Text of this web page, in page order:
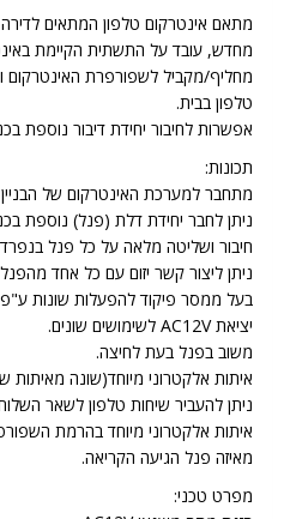
מתאם אינטרקום טלפון המתאים לדירה
מחדש, עובד על התשתית הקיימת באינטרקום
מחליף/מקביל לשפורפרת
טלפון בבית.
אפשרות לחיבור יחידת דיבור נוספת
תכונות:
מתחבר למערכת האינטרקום של הבניין
ניתן לחבר יחידת דלת (פנל) נוספת
חיבור ושליטה מלאה על כל פנל
ניתן ליצור קשר יזום עם כל אחד
בעל ממסר פיקוד להפעלות שונות
יציאת AC12V לשימושים שונים.
משוב בפנל בעת לחיצה.
איתות אלקטרוני מיוחד(שונה מאיתות
ניתן להעביר שיחות טלפון לשאר
איתות אלקטרוני מיוחד בהרמת
מאיזה פנל הגיעה הקריאה.
מפרט טכני: